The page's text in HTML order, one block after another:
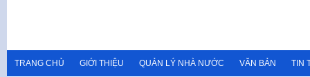
TRANG CHỦ GIỚI THIỆU QUẢN LÝ NHÀ NƯỚC VĂN BẢN TIN